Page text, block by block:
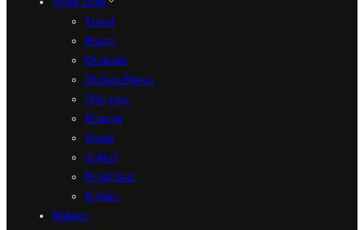
Travel
Ragam
Ekonomi
Mutiara Bnews
Olah raga
Hiburan
Wisata
Artikel
Pendidikan
Kuliner
Redaksi